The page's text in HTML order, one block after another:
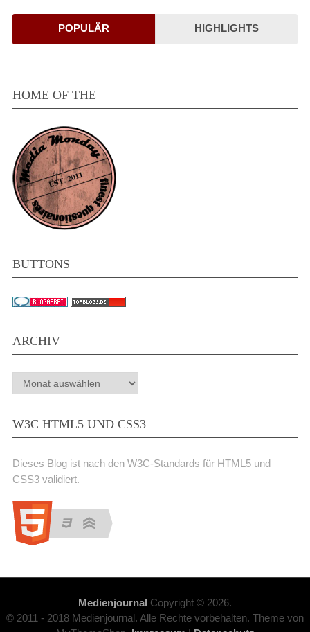
POPULÄR HIGHLIGHTS
HOME OF THE
BUTTONS
ARCHIV
Archiv
W3C HTML5 UND CSS3
Dieses Blog ist nach den W3C-Standards für HTML5 und
CSS3 validiert.
Medienjournal Copyright © 2026.
© 2011 - 2018 Medienjournal. Alle Rechte vorbehalten. Theme von